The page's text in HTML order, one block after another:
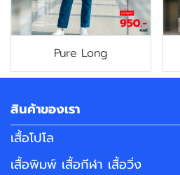
Pure Long
สินค้าของเรา
เสื้อโปโล
เสื้อพิมพ์ เสื้อกีฬา เสื้อวิ่ง